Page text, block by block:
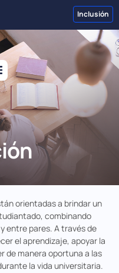
Inclusión
orientadas a brindar un
combinando
entre pares. A través de
el aprendizaje, apoyar la
de manera oportuna a las
la vida universitaria.